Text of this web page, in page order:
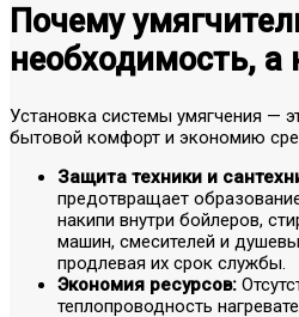
Почему
необходимость, а
Установка системы умягчения —
бытовой комфорт и экономию
Защита техники и
предотвращает
накипи внутри бойлеров,
машин, смесителей и
продлевая их срок службы.
Экономия ресурсов:
теплопроводность